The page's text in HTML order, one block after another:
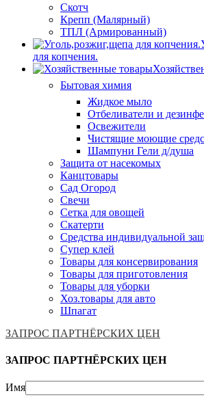
Скотч
Крепп (Малярный)
ТПЛ (Армированный)
для копчения.
Бытовая химия
Жидкое мыло
Отбеливатели и
Освежители
Чистящие моющие
Шампуни Гели д/душа
Защита от насекомых
Канцтовары
Сад Огород
Свечи
Сетка для овощей
Скатерти
Средства индивидуальной
Супер клей
Товары для консервирования
Товары для приготовления
Товары для уборки
Хоз.товары для авто
Шпагат
ЗАПРОС ПАРТНЁРСКИХ ЦЕН
ЗАПРОС ПАРТНЁРСКИХ ЦЕН
Имя